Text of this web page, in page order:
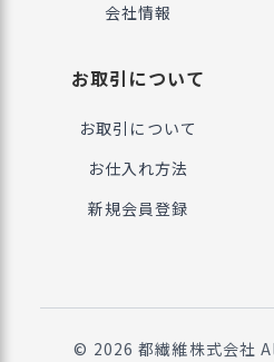
会社情報
お取引について
お取引について
お仕入れ方法
新規会員登録
© 2026 都繊維株式会社